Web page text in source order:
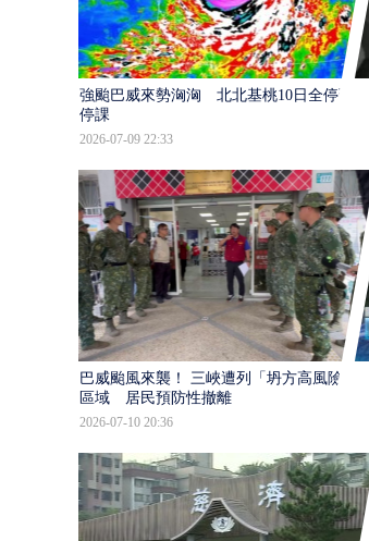
強颱巴威來勢洶洶 北北基桃10日全停班
停課
2026-07-09 22:33
巴威颱風來襲！ 三峽遭列「坍方高風險」
區域 居民預防性撤離
2026-07-10 20:36